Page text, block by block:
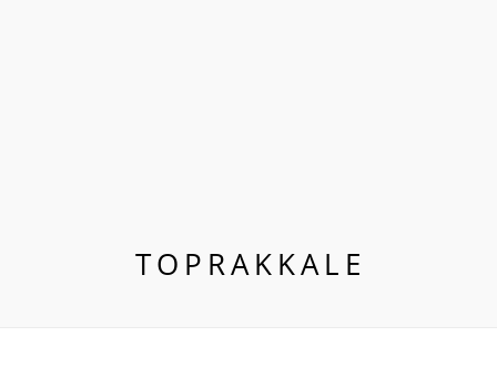
TOPRAKKALE